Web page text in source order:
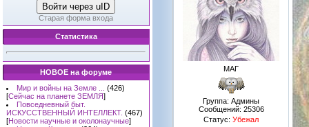
Войти через uID
Старая форма входа
Статистика
НОВОЕ на форуме
Мир и войны на Земле ...
(426)
[Сейчас на планете ЗЕМЛЯ]
Повседневный быт.
ИСКУССТВЕННЫЙ ИНТЕЛЛЕКТ. (467)
[Новости научные и околонаучные]
МАГ
Группа: Админы
Сообщений: 25306
Статус: Убежал